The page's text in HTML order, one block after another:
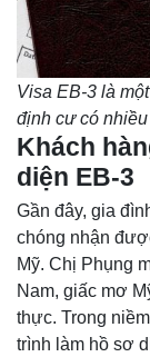
Visa EB-3 là
định cư có
Khách
diện EB-3
Gần đây, gia
chóng nhận
Mỹ. Chị Phụng
Nam, giấc mơ
thực. Trong
trình làm hồ sơ